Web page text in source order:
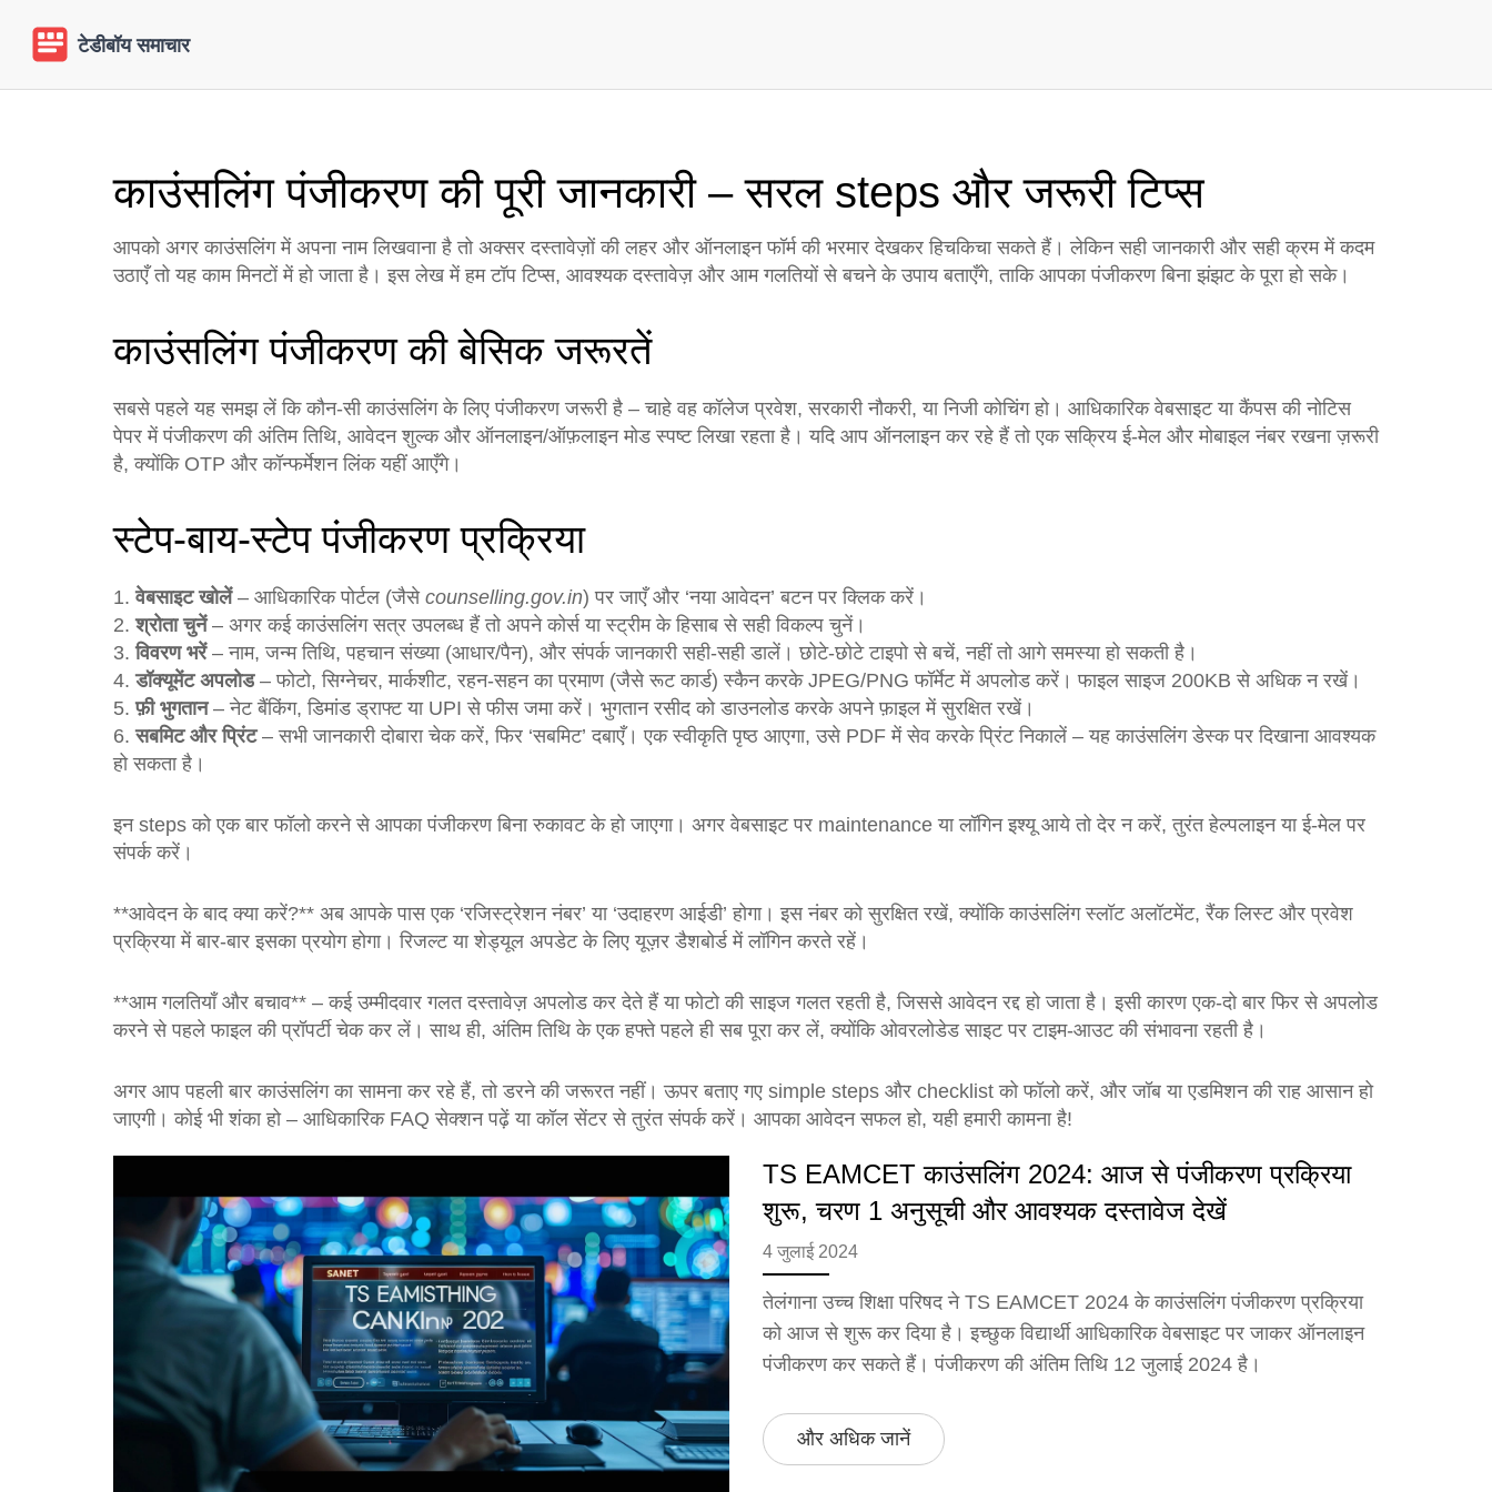
काउंसलिंग पंजीकरण की पूरी जानकारी – सरल steps और जरूरी टिप्स
आपको अगर काउंसलिंग में अपना नाम लिखवाना है तो अक्सर दस्तावेज़ों की लहर और ऑनलाइन फॉर्म की भरमार देखकर हिचकिचा सकते हैं। लेकिन सही जानकारी और सही क्रम में कदम
उठाएँ तो यह काम मिनटों में हो जाता है। इस लेख में हम टॉप टिप्स, आवश्यक दस्तावेज़ और आम गलतियों से बचने के उपाय बताएँगे, ताकि आपका पंजीकरण बिना झंझट के पूरा हो सके।
काउंसलिंग पंजीकरण की बेसिक जरूरतें
सबसे पहले यह समझ लें कि कौन‑सी काउंसलिंग के लिए पंजीकरण जरूरी है – चाहे वह कॉलेज प्रवेश, सरकारी नौकरी, या निजी कोचिंग हो। आधिकारिक वेबसाइट या कैंपस की नोटिस
पेपर में पंजीकरण की अंतिम तिथि, आवेदन शुल्क और ऑनलाइन/ऑफ़लाइन मोड स्पष्ट लिखा रहता है। यदि आप ऑनलाइन कर रहे हैं तो एक सक्रिय ई‑मेल और मोबाइल नंबर रखना ज़रूरी
है, क्योंकि OTP और कॉन्फर्मेशन लिंक यहीं आएँगे।
स्टेप‑बाय‑स्टेप पंजीकरण प्रक्रिया
1.वेबसाइट खोलें– आधिकारिक पोर्टल (जैसे counselling.gov.in) पर जाएँ और ‘नया आवेदन’ बटन पर क्लिक करें।
2.श्रोता चुनें– अगर कई काउंसलिंग सत्र उपलब्ध हैं तो अपने कोर्स या स्ट्रीम के हिसाब से सही विकल्प चुनें।
3.विवरण भरें– नाम, जन्म तिथि, पहचान संख्या (आधार/पैन), और संपर्क जानकारी सही‑सही डालें। छोटे‑छोटे टाइपो से बचें, नहीं तो आगे समस्या हो सकती है।
4.डॉक्यूमेंट अपलोड– फोटो, सिग्नेचर, मार्कशीट, रहन‑सहन का प्रमाण (जैसे रूट कार्ड) स्कैन करके JPEG/PNG फॉर्मेट में अपलोड करें। फाइल साइज 200KB से अधिक न रखें।
5.फ़ी भुगतान– नेट बैंकिंग, डिमांड ड्राफ्ट या UPI से फीस जमा करें। भुगतान रसीद को डाउनलोड करके अपने फ़ाइल में सुरक्षित रखें।
6.सबमिट और प्रिंट– सभी जानकारी दोबारा चेक करें, फिर ‘सबमिट’ दबाएँ। एक स्वीकृति पृष्ठ आएगा, उसे PDF में सेव करके प्रिंट निकालें – यह काउंसलिंग डेस्क पर दिखाना आवश्यक
हो सकता है।
इन steps को एक बार फॉलो करने से आपका पंजीकरण बिना रुकावट के हो जाएगा। अगर वेबसाइट पर maintenance या लॉगिन इश्यू आये तो देर न करें, तुरंत हेल्पलाइन या ई‑मेल पर
संपर्क करें।
**आवेदन के बाद क्या करें?** अब आपके पास एक ‘रजिस्ट्रेशन नंबर’ या ‘उदाहरण आईडी’ होगा। इस नंबर को सुरक्षित रखें, क्योंकि काउंसलिंग स्लॉट अलॉटमेंट, रैंक लिस्ट और प्रवेश
प्रक्रिया में बार‑बार इसका प्रयोग होगा। रिजल्ट या शेड्यूल अपडेट के लिए यूज़र डैशबोर्ड में लॉगिन करते रहें।
**आम गलतियाँ और बचाव** – कई उम्मीदवार गलत दस्तावेज़ अपलोड कर देते हैं या फोटो की साइज गलत रहती है, जिससे आवेदन रद्द हो जाता है। इसी कारण एक‑दो बार फिर से अपलोड
करने से पहले फाइल की प्रॉपर्टी चेक कर लें। साथ ही, अंतिम तिथि के एक हफ्ते पहले ही सब पूरा कर लें, क्योंकि ओवरलोडेड साइट पर टाइम‑आउट की संभावना रहती है।
अगर आप पहली बार काउंसलिंग का सामना कर रहे हैं, तो डरने की जरूरत नहीं। ऊपर बताए गए simple steps और checklist को फॉलो करें, और जॉब या एडमिशन की राह आसान हो
जाएगी। कोई भी शंका हो – आधिकारिक FAQ सेक्शन पढ़ें या कॉल सेंटर से तुरंत संपर्क करें। आपका आवेदन सफल हो, यही हमारी कामना है!
TS EAMCET काउंसलिंग 2024: आज से पंजीकरण प्रक्रिया
शुरू, चरण 1 अनुसूची और आवश्यक दस्तावेज देखें
4 जुलाई 2024
तेलंगाना उच्च शिक्षा परिषद ने TS EAMCET 2024 के काउंसलिंग पंजीकरण प्रक्रिया
को आज से शुरू कर दिया है। इच्छुक विद्यार्थी आधिकारिक वेबसाइट पर जाकर ऑनलाइन
पंजीकरण कर सकते हैं। पंजीकरण की अंतिम तिथि 12 जुलाई 2024 है।
और अधिक जानें